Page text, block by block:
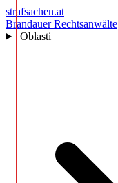
strafsachen.at
Brandauer Rechtsanwälte
Oblasti